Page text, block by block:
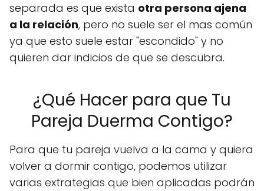
separada es que exista otra persona ajena
a la relación, pero no suele ser el mas común
ya que esto suele estar "escondido" y no
quieren dar indicios de que se descubra.
¿Qué Hacer para que Tu
Pareja Duerma Contigo?
Para que tu pareja vuelva a la cama y quiera
volver a dormir contigo, podemos utilizar
varias extrategias que bien aplicadas podrán